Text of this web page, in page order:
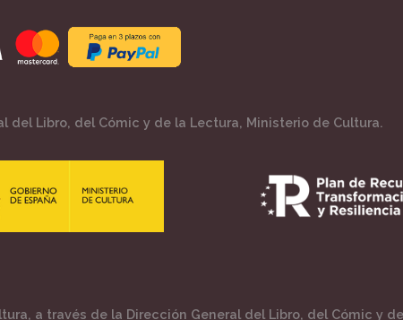
del Libro, del Cómic y de la Lectura, Ministerio de Cultura.
a través de la Dirección General del Libro, del Cómic y